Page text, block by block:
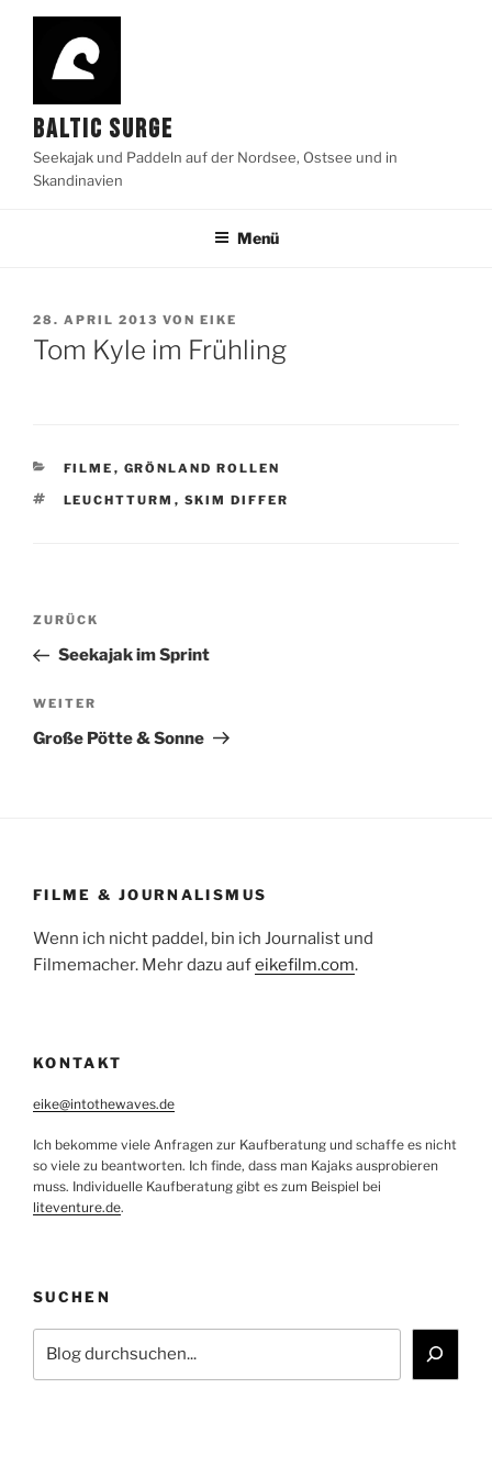
Zum
springen
BALTIC SURGE
Seekajak und Paddeln auf der Nordsee, Ostsee und in
Skandinavien
Menü
VERÖFFENTLICHT
AM
28. APRIL 2013 VON EIKE
Tom Kyle im Frühling
KATEGORIEN
FILME , GRÖNLAND ROLLEN
SCHLAGWÖRTER
LEUCHTTURM , SKIM DIFFER
Beitragsnavigation
Vorheriger
Beitrag
ZURÜCK
Seekajak im Sprint
Nächster
Beitrag
WEITER
Große Pötte & Sonne
FILME & JOURNALISMUS
Wenn ich nicht paddel, bin ich Journalist und
Filmemacher. Mehr dazu aufeikefilm.com.
KONTAKT
eike@intothewaves.de
Ich bekomme viele Anfragen zur Kaufberatung und schaffe es nicht
so viele zu beantworten. Ich finde, dass man Kajaks ausprobieren
muss. Individuelle Kaufberatung gibt es zum Beispiel bei
liteventure.de.
SUCHEN